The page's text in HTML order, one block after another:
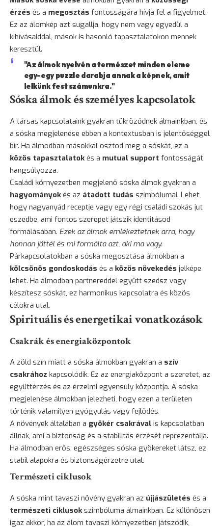
érzés és a megosztás fontosságára hívja fel a figyelmet.
Ez az álomkép azt sugallja, hogy nem vagy egyedül a
kihívásaiddal, mások is hasonló tapasztalatokon mennek
keresztül.
"Az álmok nyelvén a természet minden eleme
egy-egy puzzle darabja annak a képnek, amit
lelkünk fest számunkra."
Sóska álmok és személyes kapcsolatok
A társas kapcsolataink gyakran tükröződnek álmainkban, és
a sóska megjelenése ebben a kontextusban is jelentőséggel
bír. Ha álmodban másokkal osztod meg a sóskát, ez a
közös tapasztalatokés a mutual support fontosságát
hangsúlyozza.
Családi környezetben megjelenő sóska álmok gyakran a
hagyományokés az átadott tudás szimbólumai. Lehet,
hogy nagyanyád receptje vagy egy régi családi szokás jut
eszedbe, ami fontos szerepet játszik identitásod
formálásában. Ezek az álmok emlékeztetnek arra, hogy
honnan jöttél és mi formálta azt, aki ma vagy.
Párkapcsolatokban a sóska megosztása álmokban a
kölcsönös gondoskodás és a közös növekedés jelképe
lehet. Ha álmodban partnereddel együtt szedsz vagy
készítesz sóskát, ez harmonikus kapcsolatra és közös
célokra utal.
Spirituális és energetikai vonatkozások
Csakrák és energiaközpontok
A zöld szín miatt a sóska álmokban gyakran a szív
csakrához kapcsolódik. Ez az energiaközpont a szeretet, az
együttérzés és az érzelmi egyensúly központja. A sóska
megjelenése álmokban jelezheti, hogy ezen a területen
történik valamilyen gyógyulás vagy fejlődés.
A növények általában a gyökér csakrával is kapcsolatban
állnak, ami a biztonság és a stabilitás érzését reprezentálja.
Ha álmodban erős, egészséges sóska gyökereket látsz, ez
stabil alapokra és biztonságérzetre utal.
Természeti ciklusok
A sóska mint tavaszi növény gyakran az újjászületés és a
természeti ciklusokszimbóluma álmainkban. Ez különösen
igaz akkor, ha az álom tavaszi környezetben játszódik,